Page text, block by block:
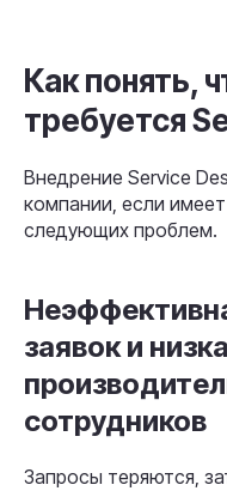
Как понять,
требуется
Внедрение Service
компании, если
следующих проблем.
заявок и
сотрудников
Запросы теряются,